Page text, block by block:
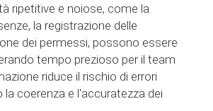
ripetitive e noiose, come la
la registrazione delle
dei permessi, possono essere
tempo prezioso per il team
riduce il rischio di errori
la coerenza e l'accuratezza dei